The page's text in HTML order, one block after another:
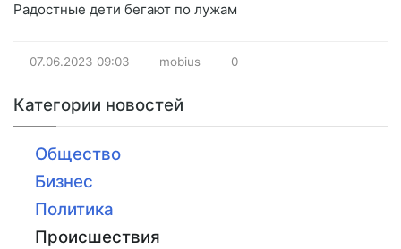
Радостные дети бегают по лужам
07.06.2023 09:03 mobius 0
Категории новостей
Общество
Бизнес
Политика
Происшествия